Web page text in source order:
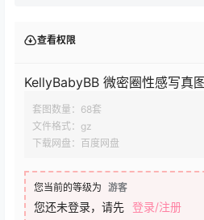
查看权限
KellyBabyBB 微密圈性感写真
套图数量：68套
文件格式：gz
下载网盘：百度网盘
您当前的等级为 游客
您还未登录，请先 登录/注册